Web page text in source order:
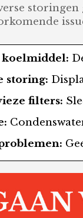
storing:
filters: